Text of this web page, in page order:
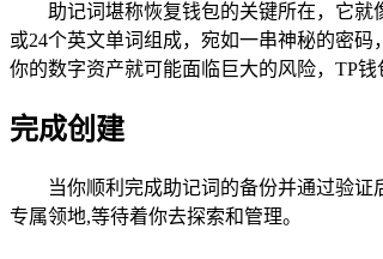
助记词堪称恢复钱包的关键所在，它
或24个英文单词组成，宛如一串神秘的密
你的数字资产就可能面临巨大的风险，TP
完成创建
当你顺利完成助记词的备份并通过验
专属领地,等待着你去探索和管理。